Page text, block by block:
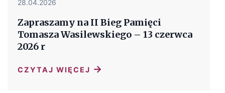
28.04.2026
Zapraszamy na II Bieg Pamięci
Tomasza Wasilewskiego – 13 czerwca
2026 r
CZYTAJ WIĘCEJ →